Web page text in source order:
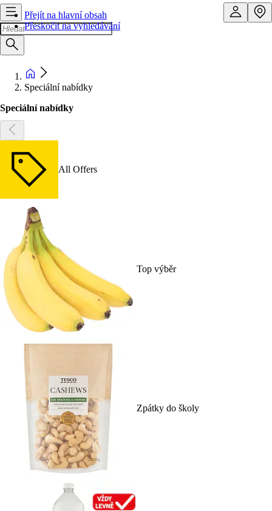
Přejít na hlavní obsah
Přeskočit na vyhledávání
Speciální nabídky
Speciální nabídky
All Offers
Top výběr
Zpátky do školy